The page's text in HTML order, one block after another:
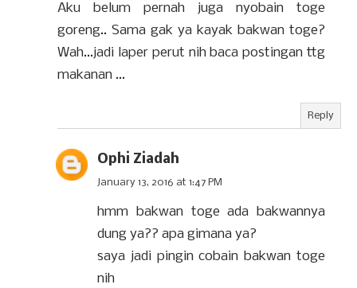
Aku belum pernah juga nyobain toge
goreng.. Sama gak ya kayak bakwan toge?
Wah...jadi laper perut nih baca postingan ttg
makanan ...
Reply
Ophi Ziadah
January 13, 2016 at 1:47 PM
hmm bakwan toge ada bakwannya
dung ya?? apa gimana ya?
saya jadi pingin cobain bakwan toge
nih